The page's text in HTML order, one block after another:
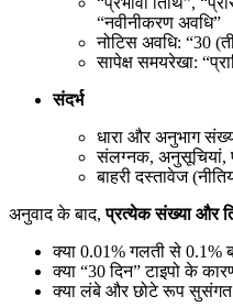
“नवीनीकरण अवधि”
नोटिस अवधि: “30
सापेक्ष समयरेखा:
संदर्भ
धारा और अनुभाग
संलग्नक, अनुसूचियां,
बाहरी दस्तावेज
अनुवाद के बाद,प्रत्येक संख्या और
क्या 0.01% गलती से 0.1%
क्या “30 दिन” टाइपो के
क्या लंबे और छोटे रूप सुसंगत